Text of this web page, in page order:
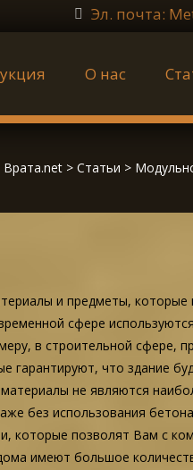
Эл. почта:
О нас
Врата.net > Статьи >
и предметы, которые
сфере используются
в строительной сфере,
гарантируют, что здание
не являются
без использования
которые позволят Вам с
имеют большое